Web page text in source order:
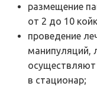
размещение
от 2 до 10
проведение
манипуляций,
осуществляют
в стационар;